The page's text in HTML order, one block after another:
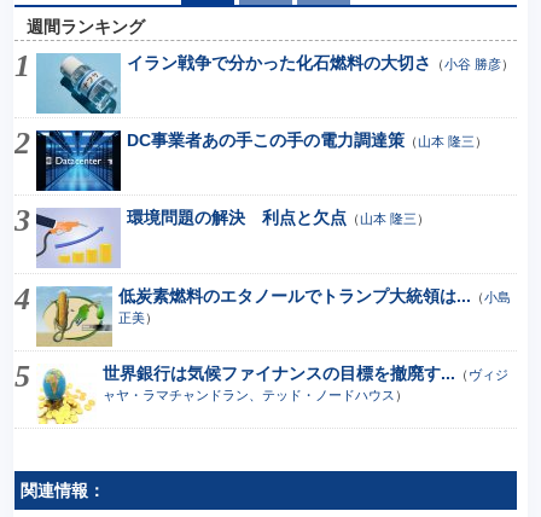
週間ランキング
イラン戦争で分かった化石燃料の大切さ
（小谷 勝彦）
DC事業者あの手この手の電力調達策（山本 隆三 ）
環境問題の解決 利点と欠点 （山本 隆三 ）
低炭素燃料のエタノールでトランプ大統領は... （小島
正美）
世界銀行は気候ファイナンスの目標を撤廃す... （ ヴィジ
ャヤ・ラマチャンドラン、テッド・ノードハウス ）
関連情報：